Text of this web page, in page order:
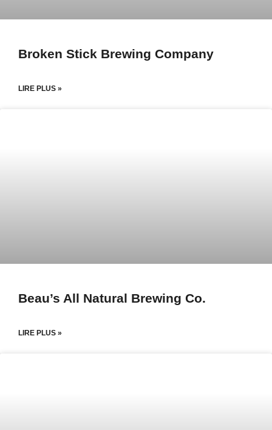
Broken Stick Brewing Company
LIRE PLUS »
Beau’s All Natural Brewing Co.
LIRE PLUS »